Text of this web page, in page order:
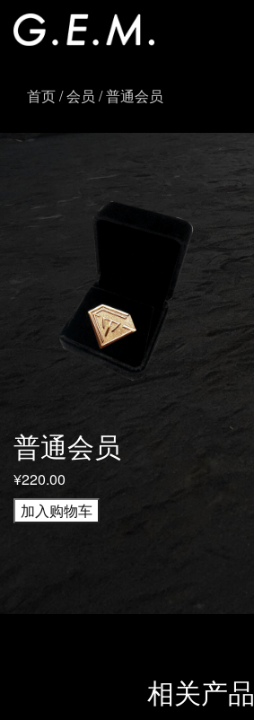
首页/会员 / 普通会员
普通会员
¥220.00
加入购物车
相关产品